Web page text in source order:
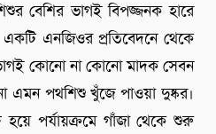
বেশির ভাগই বিপজ্জনক হারে
এনজিওর প্রতিবেদনে থেকে
কোনো না কোনো মাদক সেবন
এমন পথশিশু খুঁজে পাওয়া দুষ্কর।
পর্যায়ক্রমে গাঁজা থেকে শুরু